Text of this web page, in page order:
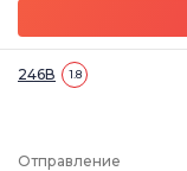
246В 1.8
Отправление